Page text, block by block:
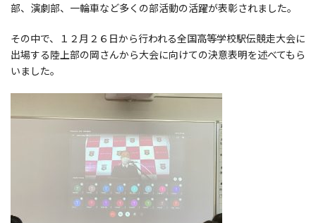
部、演劇部、一輪車など多くの部活動の活躍が表彰されました。
その中で、１２月２６日から行われる全国高等学校駅伝競走大会に
出場する陸上部の岡さんから大会に向けての決意表明を述べてもら
いました。